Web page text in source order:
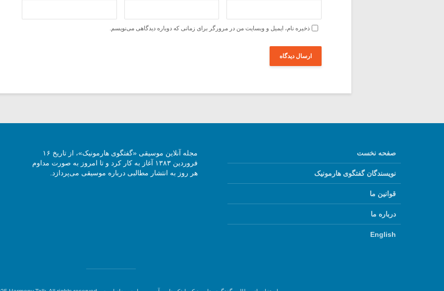
ذخیره نام، ایمیل و وبسایت من در مرورگر برای زمانی که دوباره دیدگاهی می‌نویسم.
صفحه نخست
نویسندگان گفتگوی هارمونیک
قوانین ما
درباره ما
English
مجله آنلاین موسیقی «گفتگوی هارمونیک»، از تاریخ ۱۶
فروردین ۱۳۸۳ آغاز به کار کرد و تا امروز به صورت مداوم
هر روز به انتشار مطالبی درباره موسیقی می‌پردازد.